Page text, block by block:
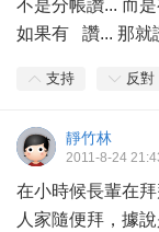
不是分帳讚... 而
如果有 讚... 那就
支持 反對
靜竹林
2011-8-24
在小時候長輩在
人家隨便拜，據